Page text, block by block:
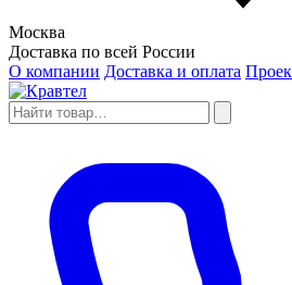
Москва
Доставка по всей России
О компании Доставка и оплата